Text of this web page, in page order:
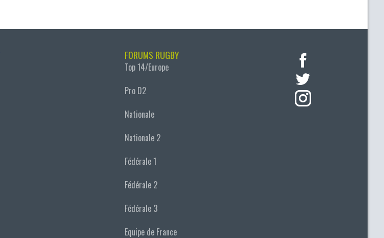
FORUMS RUGBY
Top 14/Europe
Pro D2
Nationale
Nationale 2
Fédérale 1
Fédérale 2
Fédérale 3
Equipe de France